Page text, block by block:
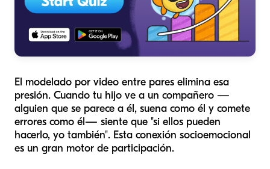
El modelado por video entre pares elimina esa
presión. Cuando tu hijo ve a un compañero —
alguien que se parece a él, suena como él y comete
errores como él— siente que "si ellos pueden
hacerlo, yo también". Esta conexión socioemocional
es un gran motor de participación.